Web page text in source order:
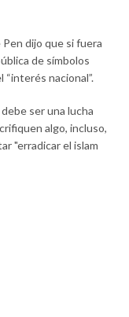
dijo que si fuera
de símbolos
nacional”.
ser una lucha
algo, incluso,
"erradicar el islam